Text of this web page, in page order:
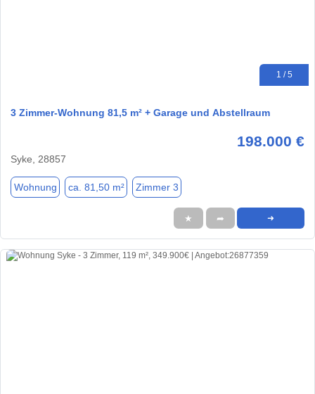
1 / 5
3 Zimmer-Wohnung 81,5 m² + Garage und Abstellraum
198.000 €
Syke, 28857
Wohnung ca. 81,50 m² Zimmer 3
★ ➦ ➜